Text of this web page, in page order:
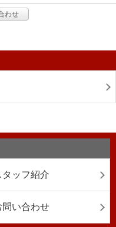
わせ
タッフ紹介
問い合わせ